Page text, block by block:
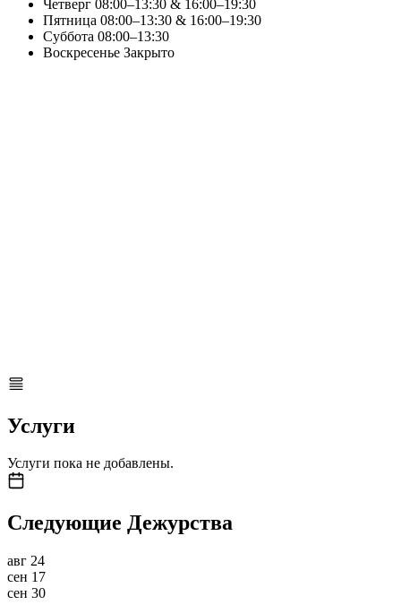
Четверг 08:00–13:30 & 16:00–19:30
Пятница 08:00–13:30 & 16:00–19:30
Суббота 08:00–13:30
Воскресенье Закрыто
Услуги
Услуги пока не добавлены.
Следующие Дежурства
авг 24
сен 17
сен 30